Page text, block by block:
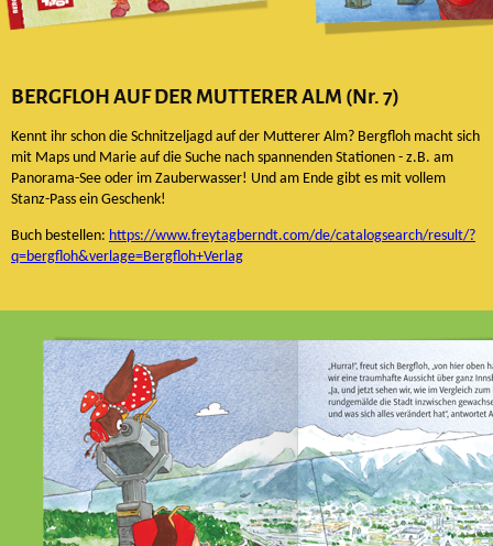
BERGFLOH AUF DER MUTTERER ALM (Nr. 7)
Kennt ihr schon die Schnitzeljagd auf der Mutterer Alm? Bergfloh macht sich
mit Maps und Marie auf die Suche nach spannenden Stationen - z.B. am
Panorama-See oder im Zauberwasser! Und am Ende gibt es mit vollem
Stanz-Pass ein Geschenk!
Buch bestellen: https://www.freytagberndt.com/de/catalogsearch/result/?
q=bergfloh&verlage=Bergfloh+Verlag